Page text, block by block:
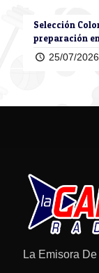
Selección
preparación
25/07/2026
La Emisora